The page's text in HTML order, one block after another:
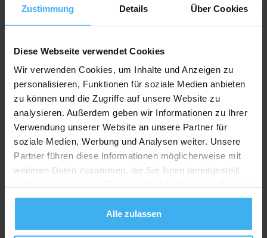
Zustimmung Details Über Cookies
Diese Webseite verwendet Cookies
Wir verwenden Cookies, um Inhalte und Anzeigen zu
personalisieren, Funktionen für soziale Medien anbieten
zu können und die Zugriffe auf unsere Website zu
analysieren. Außerdem geben wir Informationen zu Ihrer
Verwendung unserer Website an unsere Partner für
soziale Medien, Werbung und Analysen weiter. Unsere
Partner führen diese Informationen möglicherweise mit
weiteren Daten zusammen, die Sie ihnen bereitgestellt
gesammelt haben.
Alle zulassen